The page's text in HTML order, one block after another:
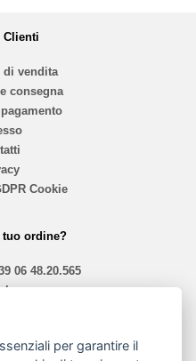
Clienti
vendita
consegna
Cookie
tuo ordine?
06 48.20.565
per garantire il